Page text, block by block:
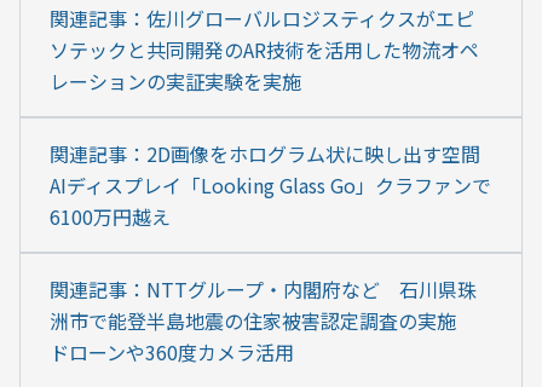
関連記事：佐川グローバルロジスティクスがエピ
ソテックと共同開発のAR技術を活用した物流オペ
レーションの実証実験を実施
関連記事：2D画像をホログラム状に映し出す空間
AIディスプレイ「Looking Glass Go」クラファンで
6100万円越え
関連記事：NTTグループ・内閣府など　石川県珠
洲市で能登半島地震の住家被害認定調査の実施
ドローンや360度カメラ活用